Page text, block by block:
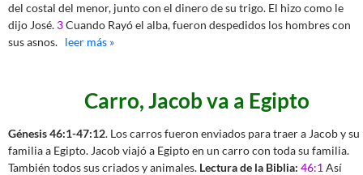
del costal del menor, junto con el dinero de su trigo. El hizo como le
dijo José. 3Cuando Rayó el alba, fueron despedidos los hombres con
sus asnos. leer más »
Carro, Jacob va a Egipto
Génesis 46:1-47:12. Los carros fueron enviados para traer a Jacob y su
familia a Egipto. Jacob viajó a Egipto en un carro con toda su familia.
También todos sus criados y animales. Lectura de la Biblia: 46:1 Así